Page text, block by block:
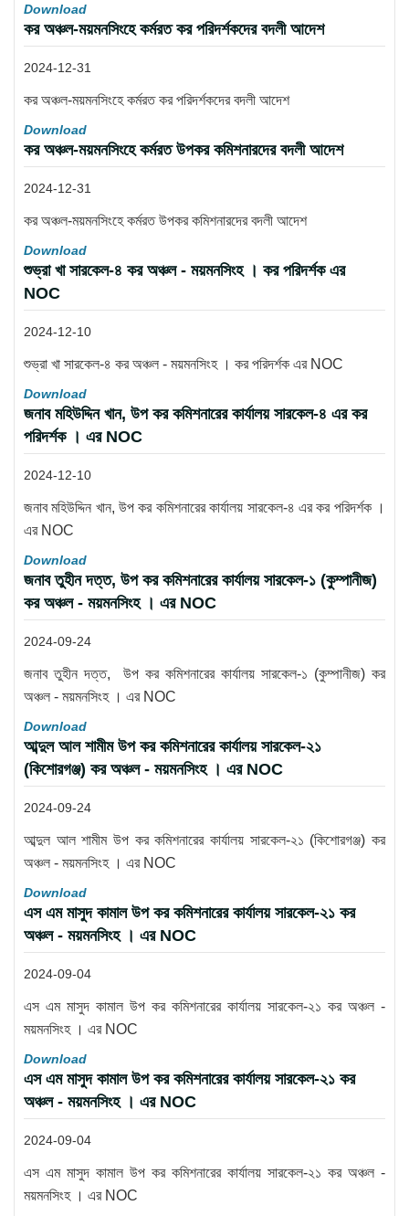
Download
কর অঞ্চল-ময়মনসিংহে কর্মরত কর পরিদর্শকদের বদলী আদেশ
2024-12-31
কর অঞ্চল-ময়মনসিংহে কর্মরত কর পরিদর্শকদের বদলী আদেশ
Download
কর অঞ্চল-ময়মনসিংহে কর্মরত উপকর কমিশনারদের বদলী আদেশ
2024-12-31
কর অঞ্চল-ময়মনসিংহে কর্মরত উপকর কমিশনারদের বদলী আদেশ
Download
শুভ্রা খা সারকেল-৪ কর অঞ্চল - ময়মনসিংহ । কর পরিদর্শক এর
NOC
2024-12-10
শুভ্রা খা সারকেল-৪ কর অঞ্চল - ময়মনসিংহ । কর পরিদর্শক এর NOC
Download
জনাব মহিউদ্দিন খান, উপ কর কমিশনারের কার্যালয় সারকেল-৪ এর কর
পরিদর্শক । এর NOC
2024-12-10
জনাব মহিউদ্দিন খান, উপ কর কমিশনারের কার্যালয় সারকেল-৪ এর কর পরিদর্শক ।
এর NOC
Download
জনাব তুহীন দত্ত, উপ কর কমিশনারের কার্যালয় সারকেল-১ (কুম্পানীজ)
কর অঞ্চল - ময়মনসিংহ । এর NOC
2024-09-24
জনাব তুহীন দত্ত, উপ কর কমিশনারের কার্যালয় সারকেল-১ (কুম্পানীজ) কর
অঞ্চল - ময়মনসিংহ । এর NOC
Download
আব্দুল আল শামীম উপ কর কমিশনারের কার্যালয় সারকেল-২১
(কিশোরগঞ্জ) কর অঞ্চল - ময়মনসিংহ । এর NOC
2024-09-24
আব্দুল আল শামীম উপ কর কমিশনারের কার্যালয় সারকেল-২১ (কিশোরগঞ্জ) কর
অঞ্চল - ময়মনসিংহ । এর NOC
Download
এস এম মাসুদ কামাল উপ কর কমিশনারের কার্যালয় সারকেল-২১ কর
অঞ্চল - ময়মনসিংহ । এর NOC
2024-09-04
এস এম মাসুদ কামাল উপ কর কমিশনারের কার্যালয় সারকেল-২১ কর অঞ্চল -
ময়মনসিংহ । এর NOC
Download
এস এম মাসুদ কামাল উপ কর কমিশনারের কার্যালয় সারকেল-২১ কর
অঞ্চল - ময়মনসিংহ । এর NOC
2024-09-04
এস এম মাসুদ কামাল উপ কর কমিশনারের কার্যালয় সারকেল-২১ কর অঞ্চল -
ময়মনসিংহ । এর NOC